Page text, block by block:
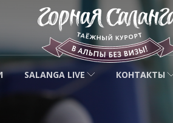
SALANGA LIVE КОНТАКТЫ